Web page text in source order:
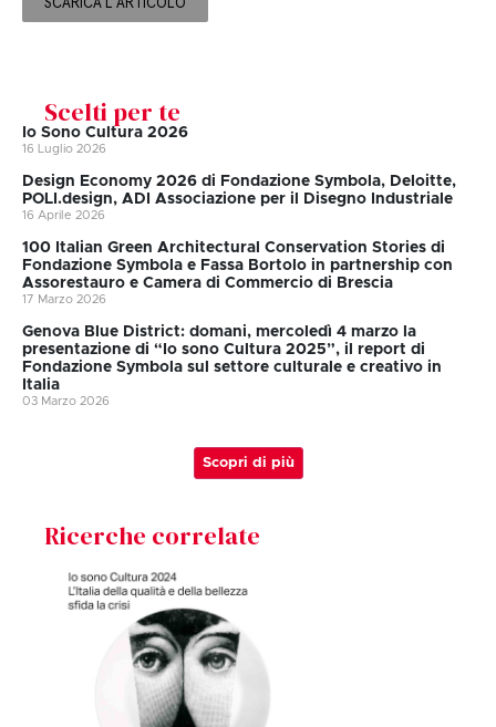
SCARICA L'ARTICOLO
Scelti per te
Io Sono Cultura 2026
16 Luglio 2026
Design Economy 2026 di Fondazione Symbola, Deloitte,
POLI.design, ADI Associazione per il Disegno Industriale
16 Aprile 2026
100 Italian Green Architectural Conservation Stories di
Fondazione Symbola e Fassa Bortolo in partnership con
Assorestauro e Camera di Commercio di Brescia
17 Marzo 2026
Genova Blue District: domani, mercoledì 4 marzo la
presentazione di “Io sono Cultura 2025”, il report di
Fondazione Symbola sul settore culturale e creativo in
Italia
03 Marzo 2026
Scopri di più
Ricerche correlate